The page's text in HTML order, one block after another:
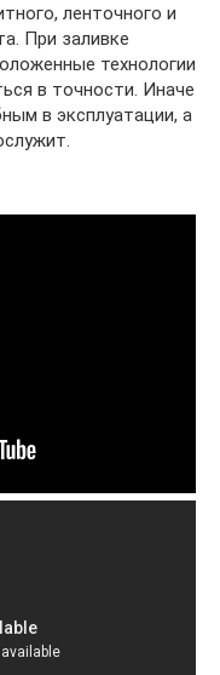
ленточного и
При заливке
технологии
в точности. Иначе
в эксплуатации, а